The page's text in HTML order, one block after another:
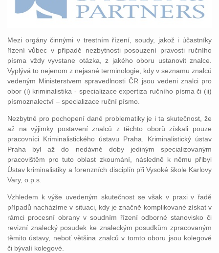
Mezi orgány činnými v trestním řízení, soudy, jakož i účastníky
řízení vůbec v případě nezbytnosti posouzení pravosti ručního
písma vždy vyvstane otázka, z jakého oboru ustanovit znalce.
Vyplývá to nejenom z nejasné terminologie, kdy v seznamu znalců
vedeným Ministerstvem spravedlnosti ČR jsou vedeni znalci pro
obor (i) kriminalistika - specializace expertiza ručního písma či (ii)
písmoznalectví – specializace ruční písmo.
Nezbytné pro pochopení dané problematiky je i ta skutečnost, že
až na výjimky postavení znalců z těchto oborů získali pouze
pracovníci Kriminalistického ústavu Praha. Kriminalistický ústav
Praha byl až do nedávné doby jediným specializovaným
pracovištěm pro tuto oblast zkoumání, následně k němu přibyl
Ústav kriminalistiky a forenzních disciplín při Vysoké škole Karlovy
Vary, o.p.s.
Vzhledem k výše uvedeným skutečnost se však v praxi v řadě
případů nacházíme v situaci, kdy je značně komplikované získat v
rámci procesní obrany v soudním řízení odborné stanovisko či
revizní znalecký posudek ke znaleckým posudkům zpracovaným
těmito ústavy, neboť většina znalců v tomto oboru jsou kolegové
či bývalí kolegové.